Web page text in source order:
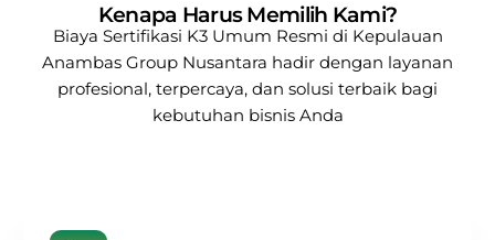
Kenapa Harus Memilih Kami?
Biaya Sertifikasi K3 Umum Resmi di Kepulauan
Anambas Group Nusantara hadir dengan layanan
profesional, terpercaya, dan solusi terbaik bagi
kebutuhan bisnis Anda